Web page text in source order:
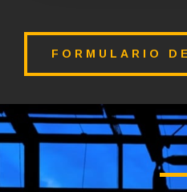
FORMULARIO